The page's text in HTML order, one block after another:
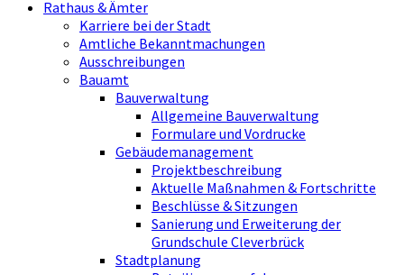
Rathaus & Ämter
Karriere bei der Stadt
Amtliche Bekanntmachungen
Ausschreibungen
Bauamt
Bauverwaltung
Allgemeine Bauverwaltung
Formulare und Vordrucke
Gebäudemanagement
Projektbeschreibung
Aktuelle Maßnahmen & Fortschritte
Beschlüsse & Sitzungen
Sanierung und Erweiterung der
Grundschule Cleverbrück
Stadtplanung